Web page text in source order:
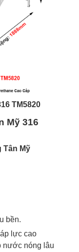
TM5820
Mỹ 316
Tân Mỹ
bền.
lực cao
nước nóng lâu